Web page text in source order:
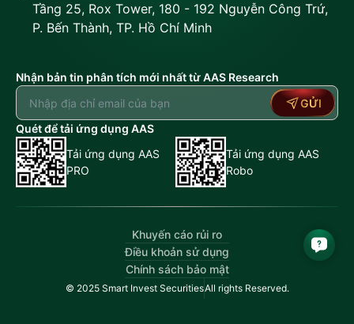
Tầng 25, Rox Tower, 180 - 192 Nguyễn Công Trứ,
P. Bến Thành, TP. Hồ Chí Minh
Nhận bản tin phân tích mới nhất từ AAS Research
GỬI
Quét để tải ứng dụng AAS
Tải ứng dụng AAS
PRO
Tải ứng dụng AAS
Robo
Khuyến cáo rủi ro
Điều khoản sử dụng
Chính sách bảo mật
© 2025 Smart Invest SecuritiesAll rights Reserved.